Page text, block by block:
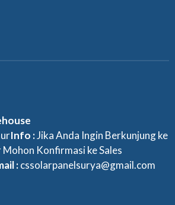
Info :Jika Anda Ingin Berkunjung ke
Konfirmasi ke Sales
:cssolarpanelsurya@gmail.com